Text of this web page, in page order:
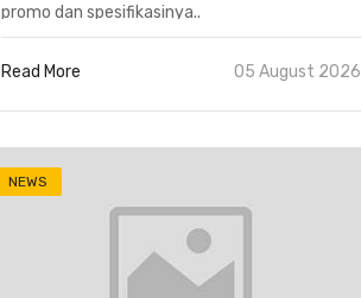
promo dan spesifikasinya..
Read More 05 August 2026
NEWS